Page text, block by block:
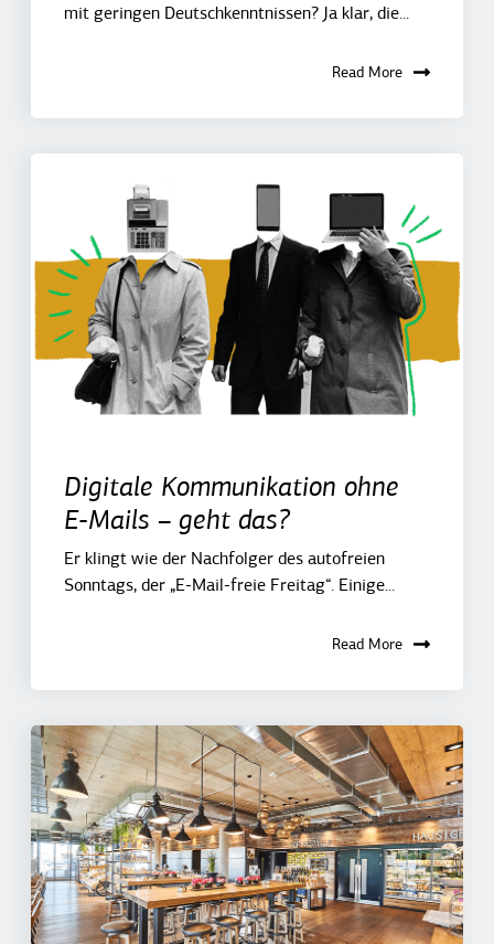
mit geringen Deutschkenntnissen? Ja klar, die...
Read More
Digitale Kommunikation ohne
E-Mails – geht das?
Er klingt wie der Nachfolger des autofreien
Sonntags, der „E-Mail-freie Freitag“. Einige...
Read More